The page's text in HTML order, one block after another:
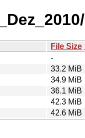
File Size
-
33.2 MiB
34.9 MiB
36.1 MiB
42.3 MiB
42.6 MiB